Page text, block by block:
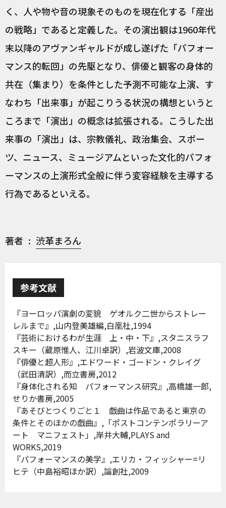
く、人や物や音の現象そのものを現在化する「産出
の戦略」であると定義した。その演出観は1960年代
末以降のアヴァンギャルドが成し遂げた「パフォー
マンス的転回」の先駆となり、俳優と観客の身体的
共在（集まり）を条件とした予測不可能な上演、す
なわち「出来事」が起こりうる状況の構想というと
ころまで「演出」の概念は拡張される。こうした出
来事の「演出」は、宗教儀礼、政治集会、スポー
ツ、ニュース、ミュージアムといった文化的パフォ
ーマンスの上演形式全般に伴う変容経験を主導する
行為であるといえる。
著者 渋革まろん
参考文献
『ヨーロッパ演劇の変貌 ゲオルク二世からストレー
レルまで』,山内登美雄編,白凰社,1994
『芸術におけるわが生涯 上・中・下』,スタニスラフ
スキー（蔵原惟人、江川卓訳）,岩波文庫,2008
『俳優と超人形』,エドワード・ゴードン・クレイグ
（武田清訳）,而立書房,2012
『身体化される知 パフォーマンス研究』,高橋雄一郎,
せりか書房,2005
『あそびとつくりごと１ 戯曲は作品であると東京の
条件とそのほかの戯曲』,「ポストコンテンポラリーア
ート マニフェスト」,岸井大輔,PLAYS and
WORKS,2019
『パフォーマンスの美学』,エリカ・フィッシャー=リ
ヒテ（中島裕昭ほか訳）,論創社,2009